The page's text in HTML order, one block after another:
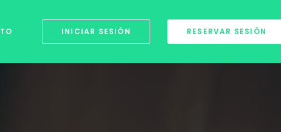
INICIAR SESIÓN RESERVAR SESIÓN